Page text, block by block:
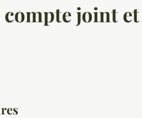
joint